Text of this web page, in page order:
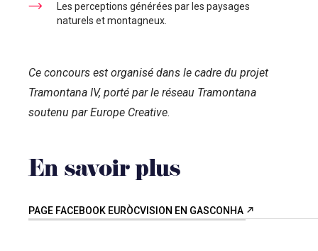
Les perceptions générées par les paysages
naturels et montagneux.
Ce concours est organisé dans le cadre du projet
Tramontana IV, porté par le réseau Tramontana
soutenu par Europe Creative.
En savoir plus
PAGE FACEBOOK EURÒCVISION EN GASCONHA